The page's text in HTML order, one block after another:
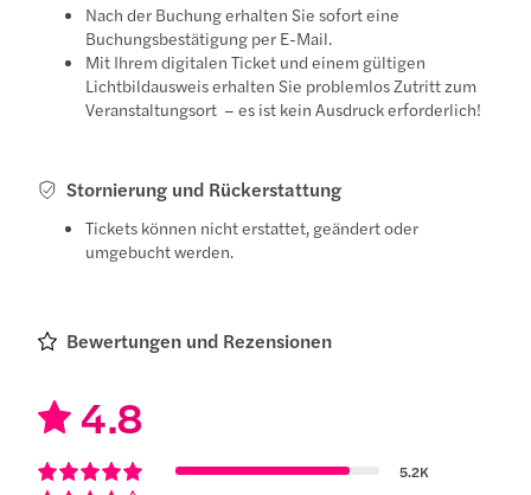
Nach der Buchung erhalten Sie sofort eine
Buchungsbestätigung per E-Mail.
Mit Ihrem digitalen Ticket und einem gültigen
Lichtbildausweis erhalten Sie problemlos Zutritt zum
Veranstaltungsort – es ist kein Ausdruck erforderlich!
Stornierung und Rückerstattung
Tickets können nicht erstattet, geändert oder
umgebucht werden.
Bewertungen und Rezensionen
4.8
5.2K